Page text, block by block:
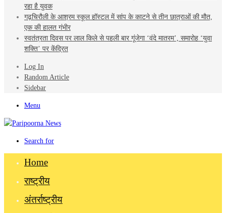
रहा है युवक
गढ़चिरौली के आश्रम स्कूल हॉस्टल में सांप के काटने से तीन छात्राओं की मौत,
एक की हालत गंभीर
स्वतंत्रता दिवस पर लाल किले से पहली बार गूंजेगा ‘वंदे मातरम’, समारोह ‘युवा
शक्ति’ पर केंद्रित
Log In
Random Article
Sidebar
Menu
Search for
Home
राष्ट्रीय
अंतर्राष्ट्रीय